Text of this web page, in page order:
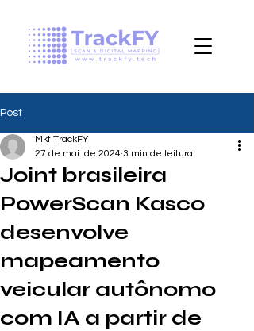
Post
Joint brasileira
PowerScan Kasco
desenvolve
mapeamento
veicular autônomo
com IA a partir de
Mkt TrackFY
27 de mai. de 2024 3 min de leitura